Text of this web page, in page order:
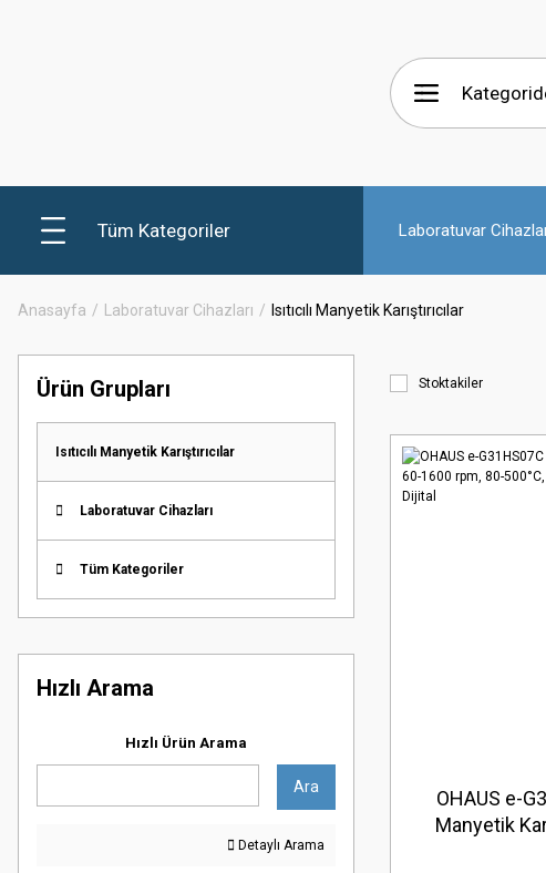
Tüm Kategoriler Laboratuvar
Anasayfa Laboratuvar Cihazları Isıtıcılı Manyetik Karıştırıcılar
Ürün Grupları
Isıtıcılı Manyetik Karıştırıcılar
Laboratuvar Cihazları
Tüm Kategoriler
Hızlı Arama
Hızlı Ürün Arama
Ara
Detaylı Arama
Stoktakiler
OHAUS e-
Manyetik